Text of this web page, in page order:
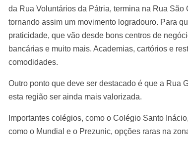
da Rua Voluntários da Pátria, termina na Rua
tornando assim um movimento logradouro. Para
praticidade, que vão desde bons centros de
bancárias e muito mais. Academias, cartórios e
comodidades.
Outro ponto que deve ser destacado é que a Rua
esta região ser ainda mais valorizada.
Importantes colégios, como o Colégio Santo
como o Mundial e o Prezunic, opções raras na